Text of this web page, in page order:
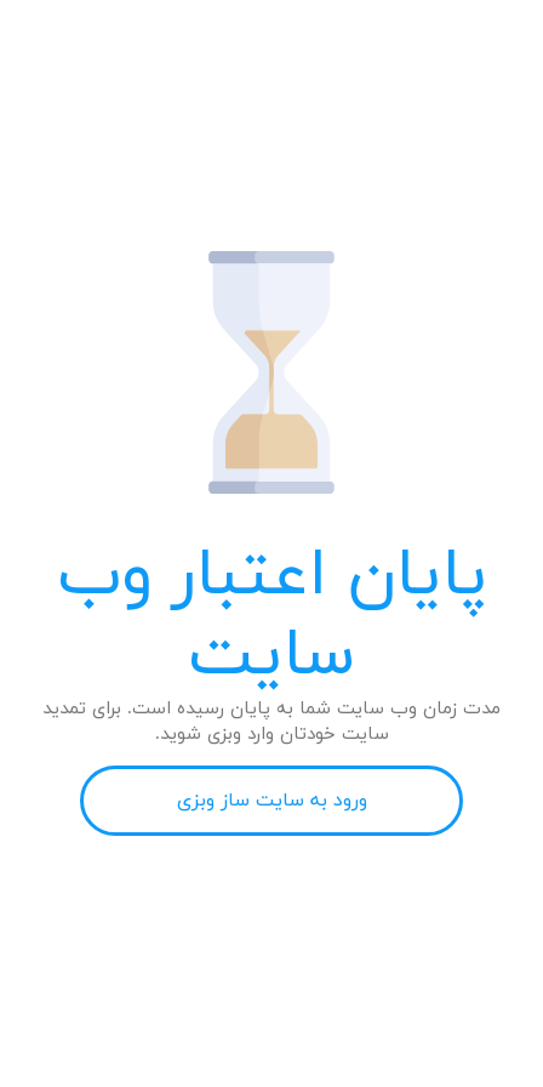
پایان اعتبار وب
سایت
مدت زمان وب سایت شما به پایان رسیده است. برای تمدید
سایت خودتان وارد وبزی شوید.
ورود به سایت ساز وبزی